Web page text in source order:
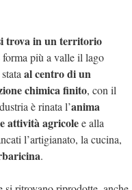
trova in un territorio
più a valle il lago
al centro di un
chimica finito, con il
è rinata l’anima
attività agricolee alla
l’artigianato, la cucina,
.